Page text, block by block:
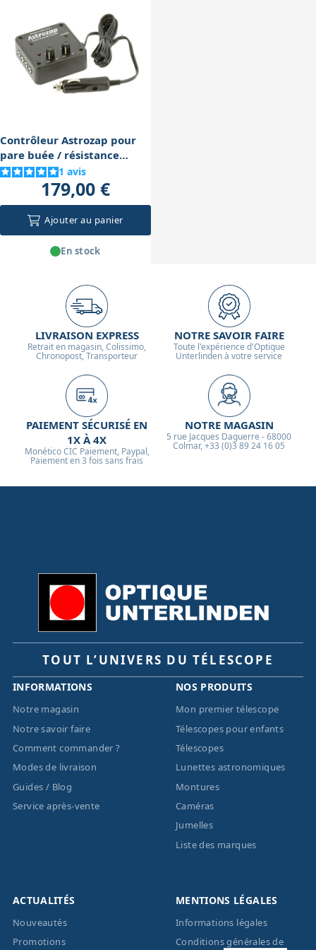
l’installation. Son encombrement limité le rend
pratique pour les sorties en voiture ou sur batterie
portable.
Contrôleur Astrozap pour
pare buée / résistance
chauffante1 avis
179,00 €
Ajouter au panier
En stock
LIVRAISON EXPRESS
Retrait en magasin, Colissimo,
Chronopost, Transporteur
NOTRE SAVOIR FAIRE
Toute l'expérience d'Optique
Unterlinden à votre service
PAIEMENT SÉCURISÉ EN
1X À 4X
Monético CIC Paiement, Paypal,
Paiement en 3 fois sans frais
NOTRE MAGASIN
5 rue Jacques Daguerre - 68000
Colmar, +33 (0)3 89 24 16 05
TOUT L’UNIVERS DU TÉLESCOPE
INFORMATIONS
Notre magasin
Notre savoir faire
Comment commander ?
Modes de livraison
Guides / Blog
Service après-vente
NOS PRODUITS
Mon premier télescope
Télescopes pour enfants
Télescopes
Lunettes astronomiques
Montures
Caméras
Jumelles
Liste des marques
ACTUALITÉS
Nouveautés
Promotions
MENTIONS LÉGALES
Informations légales
Conditions générales de